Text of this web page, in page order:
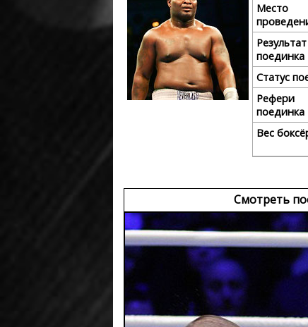
Место
Результат
поединка
Статус
Рефери
поединка
Вес
Смотреть